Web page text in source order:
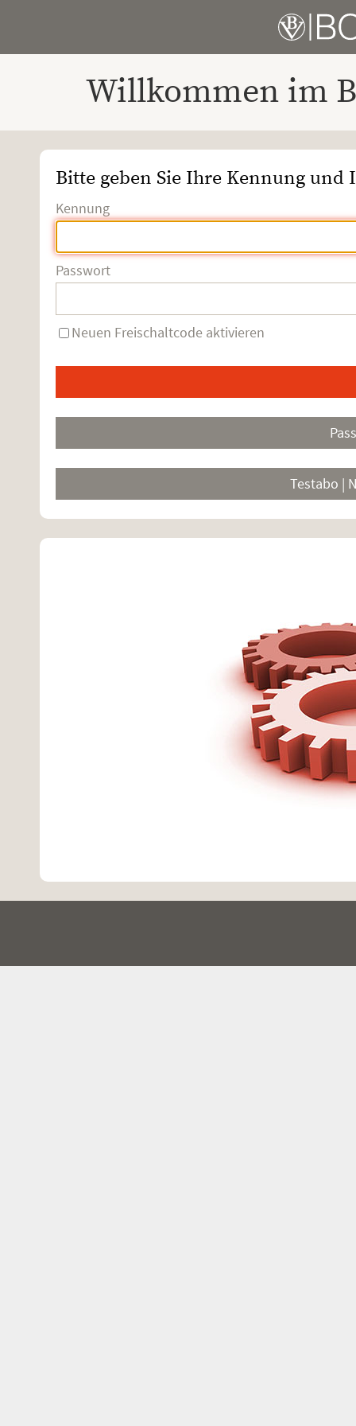
Willkommen im
Bitte geben Sie Ihre Kennung und
Kennung
Passwort
Neuen Freischaltcode aktivieren
Testabo |